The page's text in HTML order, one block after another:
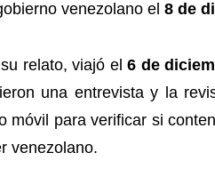
venezolano el 8 de
relato, viajó el6 de
una entrevista y la
móvil para verificar si
venezolano.